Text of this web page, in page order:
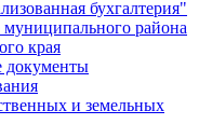
бухгалтерия"
муниципального района
края
и земельных